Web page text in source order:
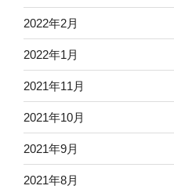
2022年2月
2022年1月
2021年11月
2021年10月
2021年9月
2021年8月